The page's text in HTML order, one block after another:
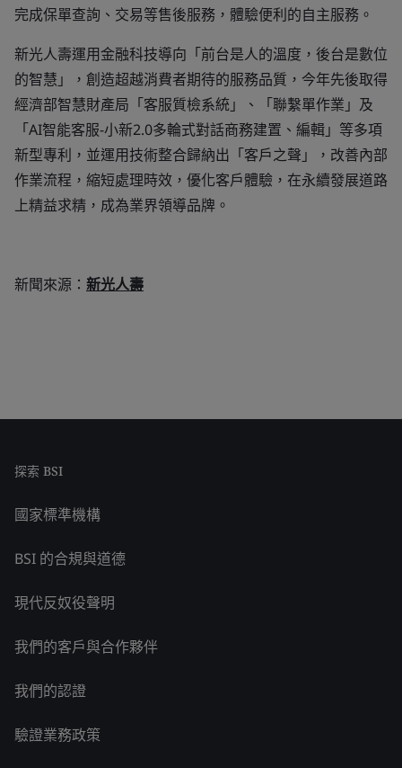
完成保單查詢、交易等售後服務，體驗便利的自主服務。
新光人壽運用金融科技導向「前台是人的溫度，後台是數位
的智慧」，創造超越消費者期待的服務品質，今年先後取得
經濟部智慧財產局「客服質檢系統」、「聯繫單作業」及
「AI智能客服-小新2.0多輪式對話商務建置、編輯」等多項
新型專利，並運用技術整合歸納出「客戶之聲」，改善內部
作業流程，縮短處理時效，優化客戶體驗，在永續發展道路
上精益求精，成為業界領導品牌。
新聞來源： 新光人壽
探索 BSI
國家標準機構
BSI 的合規與道德
現代反奴役聲明
我們的客戶與合作夥伴
我們的認證
驗證業務政策